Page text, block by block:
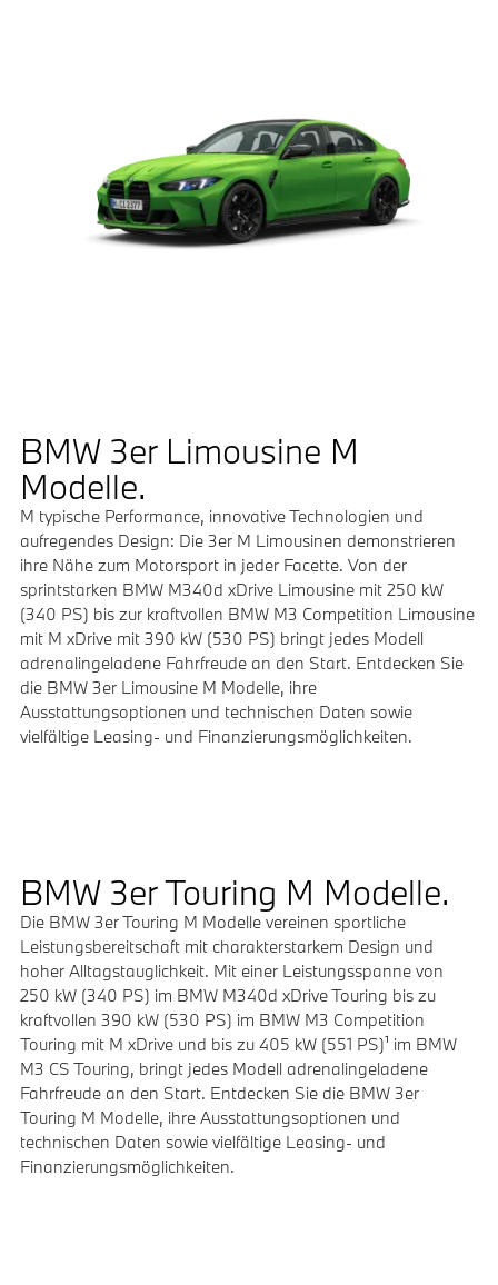
BMW 3er Limousine M
Modelle.
M typische Performance, innovative Technologien und
aufregendes Design: Die 3er M Limousinen demonstrieren
ihre Nähe zum Motorsport in jeder Facette. Von der
sprintstarken BMW M340d xDrive Limousine mit 250 kW
(340 PS) bis zur kraftvollen BMW M3 Competition Limousine
mit M xDrive mit 390 kW (530 PS) bringt jedes Modell
adrenalingeladene Fahrfreude an den Start. Entdecken Sie
die BMW 3er Limousine M Modelle, ihre
Ausstattungsoptionen und technischen Daten sowie
vielfältige Leasing- und Finanzierungsmöglichkeiten.
BMW 3er Touring M Modelle.
Die BMW 3er Touring M Modelle vereinen sportliche
Leistungsbereitschaft mit charakterstarkem Design und
hoher Alltagstauglichkeit. Mit einer Leistungsspanne von
250 kW (340 PS) im BMW M340d xDrive Touring bis zu
kraftvollen 390 kW (530 PS) im BMW M3 Competition
Touring mit M xDrive und bis zu 405 kW (551 PS)¹ im BMW
M3 CS Touring, bringt jedes Modell adrenalingeladene
Fahrfreude an den Start. Entdecken Sie die BMW 3er
Touring M Modelle, ihre Ausstattungsoptionen und
technischen Daten sowie vielfältige Leasing- und
Finanzierungsmöglichkeiten.